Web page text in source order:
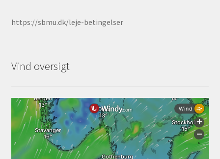
https://sbmu.dk/leje-betingelser
Vind oversigt